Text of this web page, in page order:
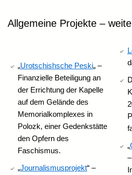
Allgemeine Projekte –
„Urotschishsche Peski„ –
Finanzielle Beteiligung an
der Errichtung der Kapelle
auf dem Gelände des
Memorialkomplexes in
Polozk, einer Gedenkstätte
den Opfern des
Faschismus.
„Journalismusprojekt“ –
„
–